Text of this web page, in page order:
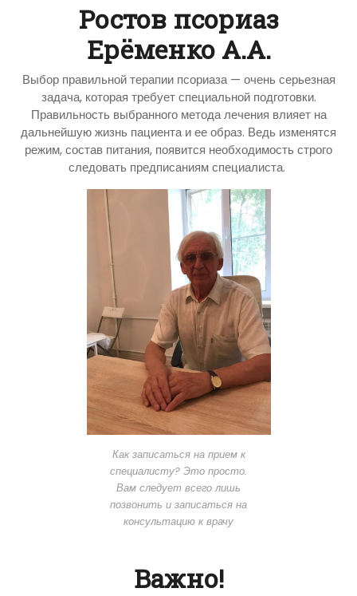
Ростов псориаз
Ерёменко А.А.
Выбор правильной терапии псориаза — очень серьезная
задача, которая требует специальной подготовки.
Правильность выбранного метода лечения влияет на
дальнейшую жизнь пациента и ее образ. Ведь изменятся
режим, состав питания, появится необходимость строго
следовать предписаниям специалиста.
Как записаться на прием к
специалисту? Это просто.
Вам следует всего лишь
позвонить и записаться на
консультацию к врачу
Важно!